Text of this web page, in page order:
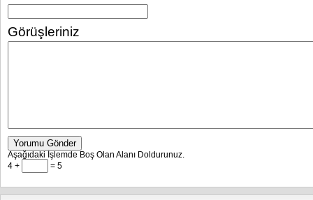
Görüşleriniz
Yorumu Gönder
Aşağıdaki İşlemde Boş Olan Alanı Doldurunuz.
4 +
= 5